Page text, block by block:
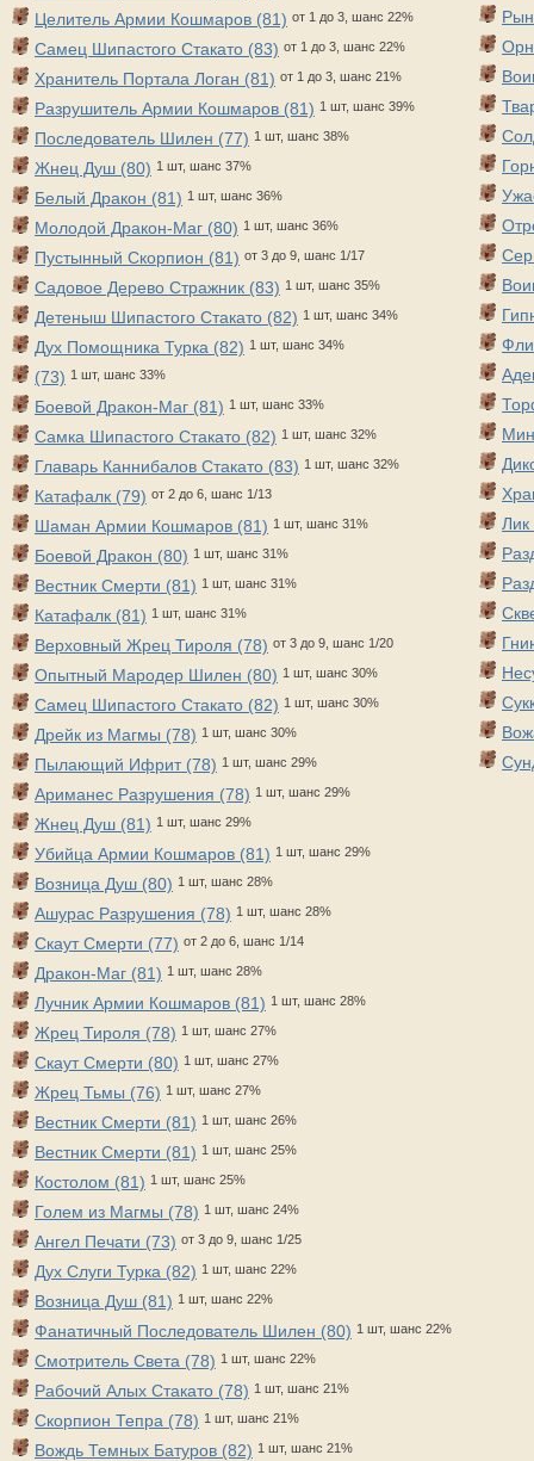
Целитель Армии Кошмаров (81) от 1 до 3, шанс 22%
Самец Шипастого Стакато (83) от 1 до 3, шанс 22%
Хранитель Портала Логан (81) от 1 до 3, шанс 21%
Разрушитель Армии Кошмаров (81) 1 шт, шанс 39%
Последователь Шилен (77) 1 шт, шанс 38%
Жнец Душ (80) 1 шт, шанс 37%
Белый Дракон (81) 1 шт, шанс 36%
Молодой Дракон-Маг (80) 1 шт, шанс 36%
Пустынный Скорпион (81) от 3 до 9, шанс 1/17
Садовое Дерево Стражник (83) 1 шт, шанс 35%
Детеныш Шипастого Стакато (82) 1 шт, шанс 34%
Дух Помощника Турка (82) 1 шт, шанс 34%
(73) 1 шт, шанс 33%
Боевой Дракон-Маг (81) 1 шт, шанс 33%
Самка Шипастого Стакато (82) 1 шт, шанс 32%
Главарь Каннибалов Стакато (83) 1 шт, шанс 32%
Катафалк (79) от 2 до 6, шанс 1/13
Шаман Армии Кошмаров (81) 1 шт, шанс 31%
Боевой Дракон (80) 1 шт, шанс 31%
Вестник Смерти (81) 1 шт, шанс 31%
Катафалк (81) 1 шт, шанс 31%
Верховный Жрец Тироля (78) от 3 до 9, шанс 1/20
Опытный Мародер Шилен (80) 1 шт, шанс 30%
Самец Шипастого Стакато (82) 1 шт, шанс 30%
Дрейк из Магмы (78) 1 шт, шанс 30%
Пылающий Ифрит (78) 1 шт, шанс 29%
Ариманес Разрушения (78) 1 шт, шанс 29%
Жнец Душ (81) 1 шт, шанс 29%
Убийца Армии Кошмаров (81) 1 шт, шанс 29%
Возница Душ (80) 1 шт, шанс 28%
Ашурас Разрушения (78) 1 шт, шанс 28%
Скаут Смерти (77) от 2 до 6, шанс 1/14
Дракон-Маг (81) 1 шт, шанс 28%
Лучник Армии Кошмаров (81) 1 шт, шанс 28%
Жрец Тироля (78) 1 шт, шанс 27%
Скаут Смерти (80) 1 шт, шанс 27%
Жрец Тьмы (76) 1 шт, шанс 27%
Вестник Смерти (81) 1 шт, шанс 26%
Вестник Смерти (81) 1 шт, шанс 25%
Костолом (81) 1 шт, шанс 25%
Голем из Магмы (78) 1 шт, шанс 24%
Ангел Печати (73) от 3 до 9, шанс 1/25
Дух Слуги Турка (82) 1 шт, шанс 22%
Возница Душ (81) 1 шт, шанс 22%
Фанатичный Последователь Шилен (80) 1 шт, шанс 22%
Смотритель Света (78) 1 шт, шанс 22%
Рабочий Алых Стакато (78) 1 шт, шанс 21%
Скорпион Тепра (78) 1 шт, шанс 21%
Вождь Темных Батуров (82) 1 шт, шанс 21%